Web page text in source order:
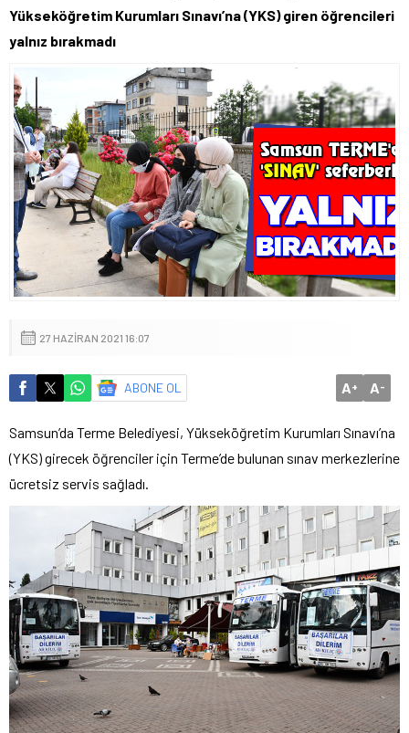
Yükseköğretim Kurumları Sınavı’na (YKS) giren öğrencileri
yalnız bırakmadı
27 HAZIRAN 2021 16:07
ABONE OL A+ A-
Samsun’da Terme Belediyesi, Yükseköğretim Kurumları Sınavı’na
(YKS) girecek öğrenciler için Terme’de bulunan sınav merkezlerine
ücretsiz servis sağladı.